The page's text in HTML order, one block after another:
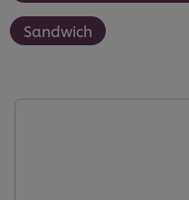
Sandwich